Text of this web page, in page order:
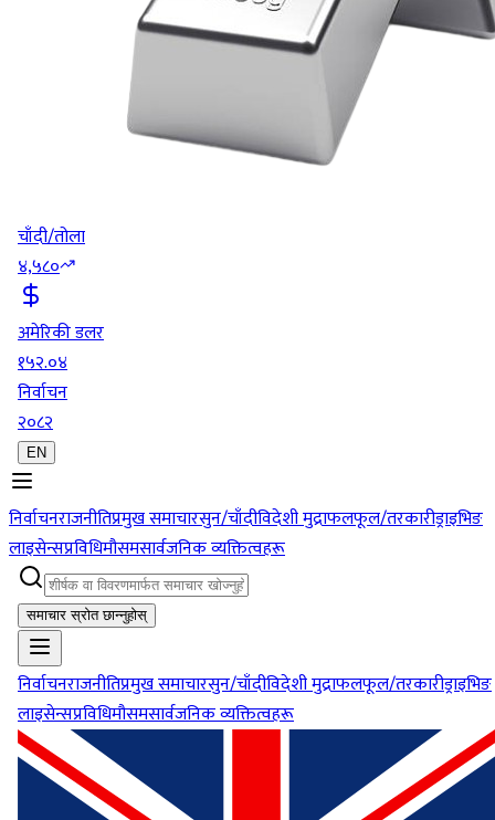
चाँदी/तोला
४,५८०
अमेरिकी डलर
१५२.०४
निर्वाचन
२०८२
EN
निर्वाचनराजनीतिप्रमुख समाचारसुन/चाँदीविदेशी मुद्राफलफूल/तरकारीड्राइभिङ
लाइसेन्सप्रविधिमौसमसार्वजनिक व्यक्तित्वहरू
समाचार स्रोत छान्नुहोस्
निर्वाचनराजनीतिप्रमुख समाचारसुन/चाँदीविदेशी मुद्राफलफूल/तरकारीड्राइभिङ
लाइसेन्सप्रविधिमौसमसार्वजनिक व्यक्तित्वहरू